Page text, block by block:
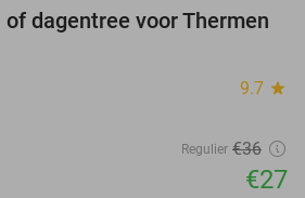
25%
of dagentree voor Thermen
9.7 star
Regulier €36
€27